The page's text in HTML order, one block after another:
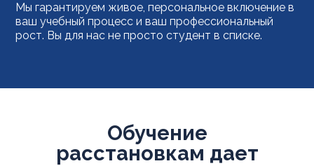
Мы гарантируем живое, персональное включение в
ваш учебный процесс и ваш профессиональный
рост. Вы для нас не просто студент в списке.
Обучение
расстановкам дает